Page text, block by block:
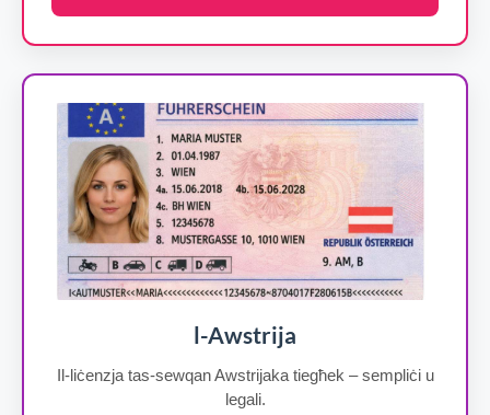
l-Awstrija
Il-liċenzja tas-sewqan Awstrijaka tiegħek – sempliċi u
legali.